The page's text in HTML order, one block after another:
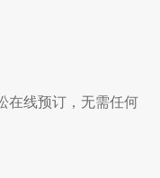
在线预订，无需任何